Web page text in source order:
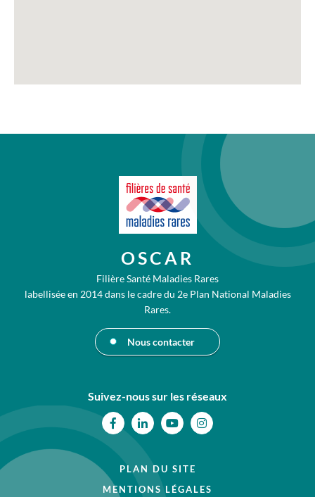
OSCAR
Filière Santé Maladies Rares
labellisée en 2014 dans le cadre du 2e Plan National Maladies
Rares.
Nous contacter
Suivez-nous sur les réseaux
FacebookLinkedin
PLAN DU SITE
MENTIONS LÉGALES